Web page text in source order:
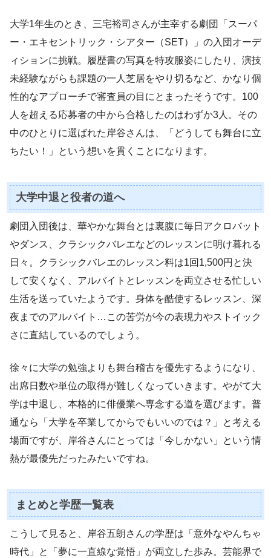
大学1年生のとき、三宅裕司さんが主宰する劇団「スーパ
ー・エキセントリック・シアター（SET）」の入団オーデ
ィションに挑戦。履歴書の写真を特攻服姿にしたり、演技
未経験ながらも課題の一人芝居をやり切るなど、かなり個
性的なアプローチで審査員の目にとまったそうです。100
人を超える応募者の中から合格したのはわずか3人。その
中のひとりに選ばれた岸谷さんは、「どうしても舞台に立
ちたい！」という想いを貫くことになります。
大学中退と役者の道へ
劇団入団後は、華やかな舞台とは裏腹に毎日アクロバット
やダンス、クラシックバレエなどのレッスンに明け暮れる
日々。クラシックバレエのレッスン料は1回1,500円と決
して安くなく、アルバイトとレッスンを両立させる忙しい
生活を送っていたようです。身体を酷使するレッスン、深
夜までのアルバイト…この苦労が今の表現力やストイック
さに直結しているのでしょう。
徐々に大学の勉強よりも舞台稽古を優先するようになり、
出席日数や単位の取得が難しくなっていきます。やがて大
学は中退し、本格的に俳優業へ専念する道を選びます。普
通なら「大学を卒業してからでもいいのでは？」と考える
場面ですが、岸谷さんにとっては「今しかない」という情
熱が最優先だったみたいですね。
まとめと学歴一覧表
こうして見ると、岸谷五朗さんの学歴は「意外なやんちゃ
時代」と「夢に一直線な覚悟」が両立した歩み。芸能界で